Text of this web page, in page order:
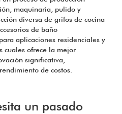
maquinaria, pulido y
diversa de grifos de cocina
de baño
aplicaciones residenciales y
cuales ofrece la mejor
significativa,
de costos.
un pasado